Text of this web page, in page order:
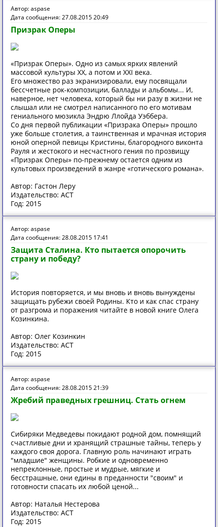
Автор: aspase
Дата сообщения: 27.08.2015 20:49
Призрак Оперы
«Призрак Оперы». Одно из самых ярких явлений
массовой культуры ХХ, а потом и XXI века.
Его множество раз экранизировали, ему посвящали
бессчетные рок-композиции, баллады и альбомы... И,
наверное, нет человека, который бы ни разу в жизни не
слышал или не смотрел написанного по его мотивам
гениального мюзикла Эндрю Ллойда Уэббера.
Со дня первой публикации «Призрака Оперы» прошло
уже больше столетия, а таинственная и мрачная история
юной оперной певицы Кристины, благородного виконта
Рауля и жестокого и несчастного гения по прозвищу
«Призрак Оперы» по-прежнему остается одним из
культовых произведений в жанре «готического романа».
Автор: Гастон Леру
Издательство: АСТ
Год: 2015
Автор: aspase
Дата сообщения: 28.08.2015 17:41
Защита Сталина. Кто пытается опорочить
страну и победу?
История повторяется, и мы вновь и вновь вынуждены
защищать рубежи своей Родины. Кто и как спас страну
от разгрома и поражения читайте в новой книге Олега
Козинкина.
Автор: Олег Козинкин
Издательство: АСТ
Год: 2015
Автор: aspase
Дата сообщения: 28.08.2015 21:39
Жребий праведных грешниц. Стать огнем
Сибиряки Медведевы покидают родной дом, помнящий
счастливые дни и хранящий страшные тайны, теперь у
каждого своя дорога. Главную роль начинают играть
"младшие" женщины. Робкие и одновременно
непреклонные, простые и мудрые, мягкие и
бесстрашные, они едины в преданности "своим" и
готовности спасать их любой ценой...
Автор: Наталья Нестерова
Издательство: АСТ
Год: 2015